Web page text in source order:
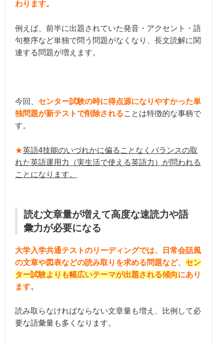
わります。
例えば、前半に出題されていた発音・アクセント・語
句整序など単独で問う問題がなくなり、長文読解に関
連する問題が増えます。
今回、 センター試験の時に得点源になりやすかった単
独問題が新テストで削除されることは特徴的な事柄で
す。
★英語4技能のいづれかに偏ることなくバランスの取
れた英語運用力（実生活で使える英語力）が問われる
ことになります。
読む文章量が増えて高度な速読力や語
彙力が必要になる
大学入学共通テストのリーディングでは、日常会話風
の文章や図表などの読み取りを求める問題など、 セン
ター試験よりも幅広いテーマが出題される傾向にあり
ます。
読み取らなければならない文章量も増え、比例して必
要な語彙量も多くなります。